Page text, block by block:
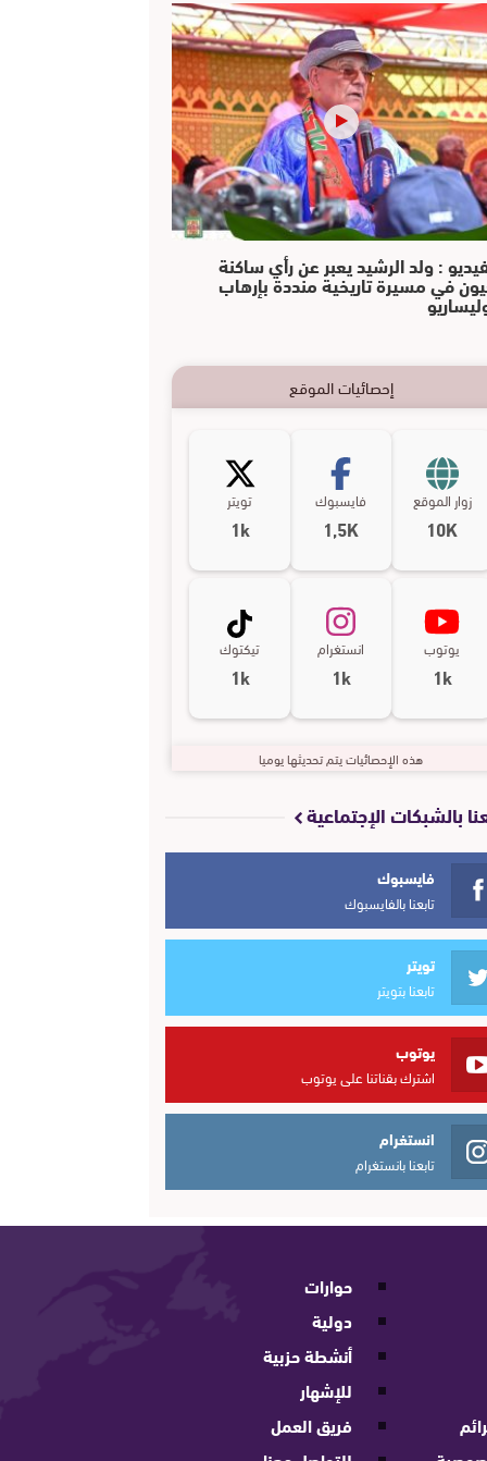
: ولد الرشيد يعبر عن رأي ساكنة
في مسيرة تاريخية منددة بإرهاب
إحصائيات الموقع
زوار الموقع
10K
فايسبوك
1,5K
تويتر
1k
يوتوب
1k
انستغرام
1k
تيكتوك
1k
هذه الإحصائيات يتم تحديثها يوميا
بالشبكات الإجتماعية
فايسبوك
تابعنا بالفايسبوك
تويتر
تابعنا بتويتر
يوتوب
اشترك بقناتنا على يوتوب
انستغرام
تابعنا بانستغرام
حوارات
دولية
أنشطة حزبية
للإشهار
فريق العمل